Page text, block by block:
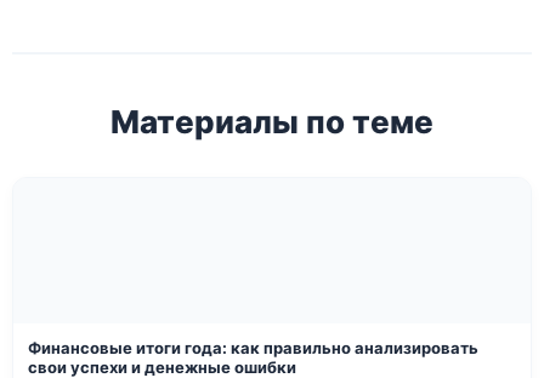
Материалы по теме
Финансовые итоги года: как правильно анализировать
свои успехи и денежные ошибки